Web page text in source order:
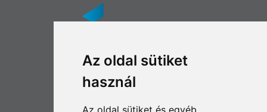
Az oldal sütiket
használ
Az oldal sütiket és egyéb
© 2022 | SZACO Garázsipar